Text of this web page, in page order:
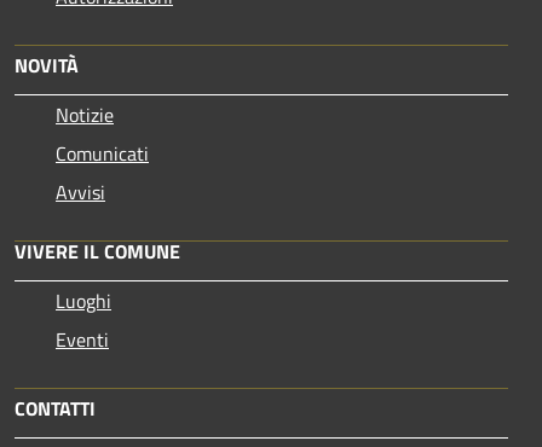
NOVITÀ
Notizie
Comunicati
Avvisi
VIVERE IL COMUNE
Luoghi
Eventi
CONTATTI